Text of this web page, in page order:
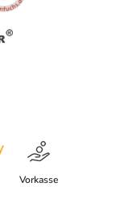
Vorkasse